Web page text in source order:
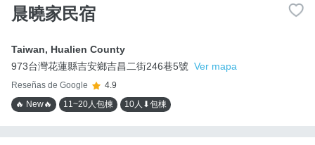
晨曉家民宿
Taiwan, Hualien County
973台灣花蓮縣吉安鄉吉昌二街246巷5號 Ver mapa
Reseñas de Google
4.9
🔥 New🔥
11~20人包棟 10人⬇包棟